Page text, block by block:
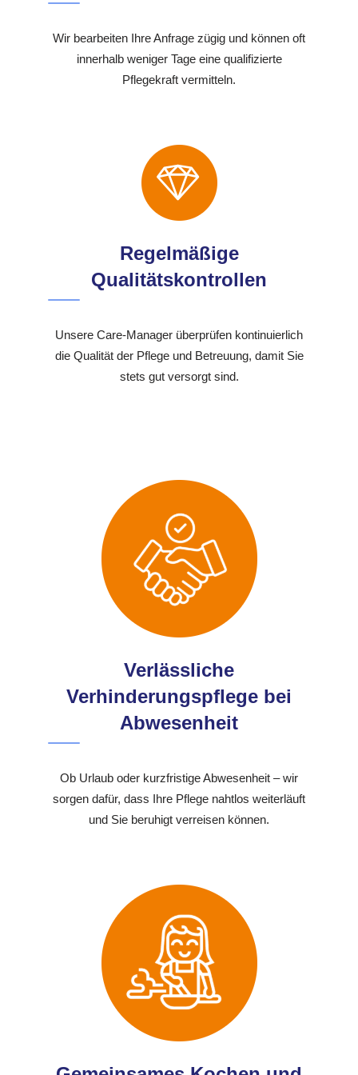
Wir bearbeiten Ihre Anfrage zügig und können oft
innerhalb weniger Tage eine qualifizierte
Pflegekraft vermitteln.
Regelmäßige
Qualitätskontrollen
Unsere Care-Manager überprüfen kontinuierlich
die Qualität der Pflege und Betreuung, damit Sie
stets gut versorgt sind.
Verlässliche
Verhinderungspflege bei
Abwesenheit
Ob Urlaub oder kurzfristige Abwesenheit – wir
sorgen dafür, dass Ihre Pflege nahtlos weiterläuft
und Sie beruhigt verreisen können.